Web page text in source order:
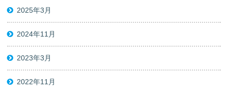
2025年3月
2024年11月
2023年3月
2022年11月